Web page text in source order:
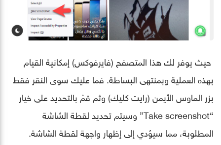
حيث يوفر لك هذا المتصفح (فايرفوكس) إمكانية القيام
بهذه العملية وبمنتهى البساطة. فما عليك سوى النقر فقط
بزر الماوس الأيمن (رايت كليك) وثم قمْ بالتحديد على خيار
“Take screenshot” وسيتم تحديد لقطة الشاشة
المطلوبة، مما سيؤدي إلى إظهار واجهة لقطة الشاشة.